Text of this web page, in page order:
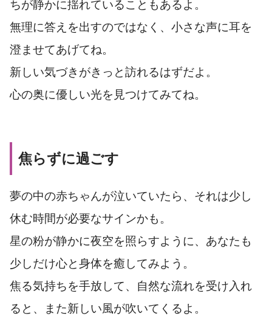
ちが静かに揺れていることもあるよ。
無理に答えを出すのではなく、小さな声に耳を
澄ませてあげてね。
新しい気づきがきっと訪れるはずだよ。
心の奥に優しい光を見つけてみてね。
焦らずに過ごす
夢の中の赤ちゃんが泣いていたら、それは少し
休む時間が必要なサインかも。
星の粉が静かに夜空を照らすように、あなたも
少しだけ心と身体を癒してみよう。
焦る気持ちを手放して、自然な流れを受け入れ
ると、また新しい風が吹いてくるよ。